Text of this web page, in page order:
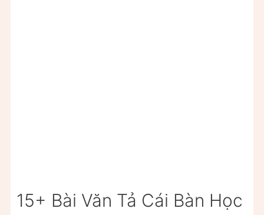
15+ Bài Văn Tả Cái Bàn Học